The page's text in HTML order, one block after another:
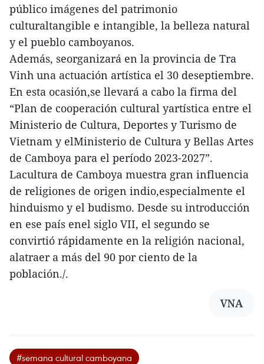
público imágenes del patrimonio
culturaltangible e intangible, la belleza natural
y el pueblo camboyanos.
Además, seorganizará en la provincia de Tra
Vinh una actuación artística el 30 deseptiembre.
En esta ocasión,se llevará a cabo la firma del
“Plan de cooperación cultural yartística entre el
Ministerio de Cultura, Deportes y Turismo de
Vietnam y elMinisterio de Cultura y Bellas Artes
de Camboya para el período 2023-2027”.
Lacultura de Camboya muestra gran influencia
de religiones de origen indio,especialmente el
hinduismo y el budismo. Desde su introducción
en ese país enel siglo VII, el segundo se
convirtió rápidamente en la religión nacional,
alatraer a más del 90 por ciento de la
población./.
VNA
#semana cultural camboyana